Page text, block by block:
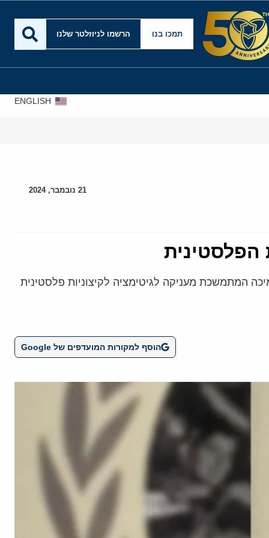
תמכו בנו הרשמו לניוזלטר שלנו
ENGLISH
21 נובמבר, 2024
הפלסטינית
המתמשכת מעניקה לגיטימציה לקיצוניות פלסטינית
הוסף למקורות המועדפים של Google